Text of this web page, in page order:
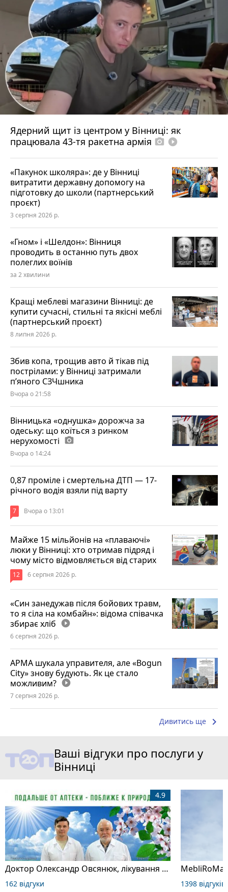
Ядерний щит із центром у Вінниці: як
працювала 43-тя ракетна армія photo_camera play_circle_filled
«Пакунок школяра»: де у Вінниці
витратити державну допомогу на
підготовку до школи (партнерський
проєкт)
3 серпня 2026 р.
«Гном» і «Шелдон»: Вінниця
проводить в останню путь двох
полеглих воїнів
за 2 хвилини
Кращі меблеві магазини Вінниці: де
купити сучасні, стильні та якісні меблі
(партнерський проєкт)
8 липня 2026 р.
Збив копа, трощив авто й тікав під
пострілами: у Вінниці затримали
п’яного СЗЧшника
Вчора о 21:58
Вінницька «однушка» дорожча за
одеську: що коїться з ринком
нерухомості photo_camera
Вчора о 14:24
0,87 проміле і смертельна ДТП — 17-
річного водія взяли під варту
7 Вчора о 13:01
Майже 15 мільйонів на «плаваючі»
люки у Вінниці: хто отримав підряд і
чому місто відмовляється від старих
12 6 серпня 2026 р.
«Син занедужав після бойових травм,
то я сіла на комбайн»: відома співачка
збирає хліб play_circle_filled
6 серпня 2026 р.
АРМА шукала управителя, але «Bogun
City» знову будують. Як це стало
можливим? play_circle_filled
7 серпня 2026 р.
Дивитись ще keyboard_arrow_right
Ваші відгуки про послуги у
Вінниці
Доктор Олександр Овсянюк, лікування алкоголізму, куріння, ожиріння, ігроманії, токсикоманії
4.9
162 відгуки
1398 відгуків